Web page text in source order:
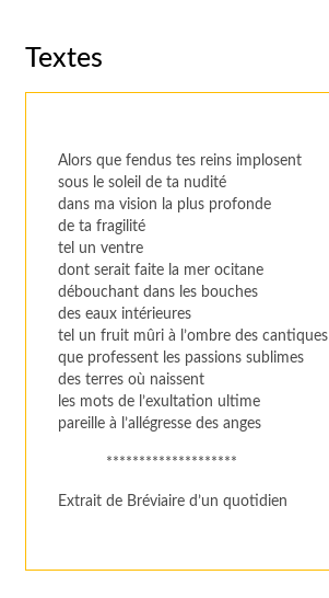
Textes
Alors que fendus tes reins implosent
sous le soleil de ta nudité
dans ma vision la plus profonde
de ta fragilité
tel un ventre
dont serait faite la mer ocitane
débouchant dans les bouches
des eaux intérieures
tel un fruit mûri à l’ombre des cantiques
que professent les passions sublimes
des terres où naissent
les mots de l’exultation ultime
pareille à l’allégresse des anges
********************
Extrait de Bréviaire d’un quotidien